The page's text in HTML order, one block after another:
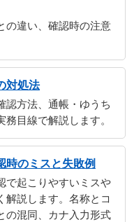
の違い、確認時の注意
対処法
認方法、通帳・ゆうち
目線で解説します。
時のミスと失敗例
で起こりやすいミスや
解説します。名称とコ
の混同、カナ入力形式